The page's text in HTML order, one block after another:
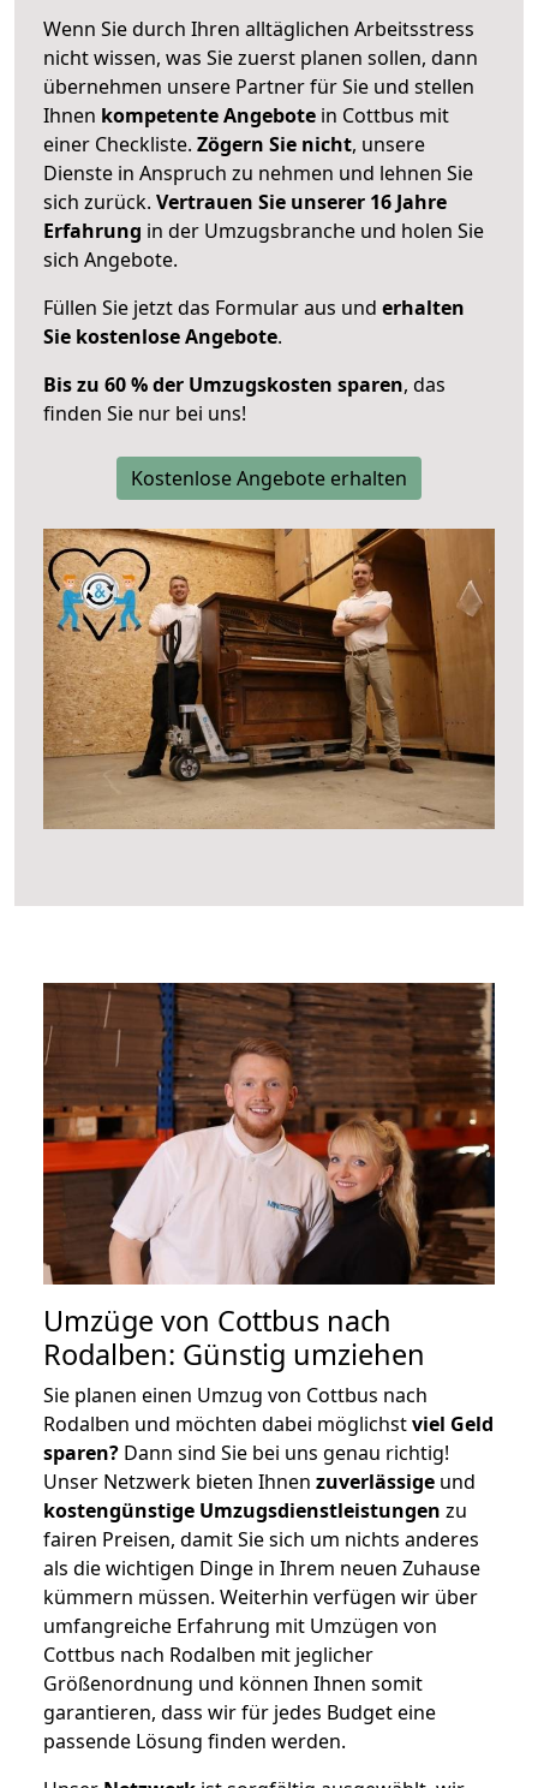
Wenn Sie durch Ihren alltäglichen Arbeitsstress
nicht wissen, was Sie zuerst planen sollen, dann
übernehmen unsere Partner für Sie und stellen
Ihnen kompetente Angebote in Cottbus mit
einer Checkliste. Zögern Sie nicht, unsere
Dienste in Anspruch zu nehmen und lehnen Sie
sich zurück. Vertrauen Sie unserer 16 Jahre
Erfahrung in der Umzugsbranche und holen Sie
sich Angebote.
Füllen Sie jetzt das Formular aus und erhalten
Sie kostenlose Angebote.
Bis zu 60 % der Umzugskosten sparen, das
finden Sie nur bei uns!
Kostenlose Angebote erhalten
Umzüge von Cottbus nach
Rodalben: Günstig umziehen
Sie planen einen Umzug von Cottbus nach
Rodalben und möchten dabei möglichstviel Geld
sparen? Dann sind Sie bei uns genau richtig!
Unser Netzwerk bieten Ihnen zuverlässige und
kostengünstige Umzugsdienstleistungen zu
fairen Preisen, damit Sie sich um nichts anderes
als die wichtigen Dinge in Ihrem neuen Zuhause
kümmern müssen. Weiterhin verfügen wir über
umfangreiche Erfahrung mit Umzügen von
Cottbus nach Rodalben mit jeglicher
Größenordnung und können Ihnen somit
garantieren, dass wir für jedes Budget eine
passende Lösung finden werden.